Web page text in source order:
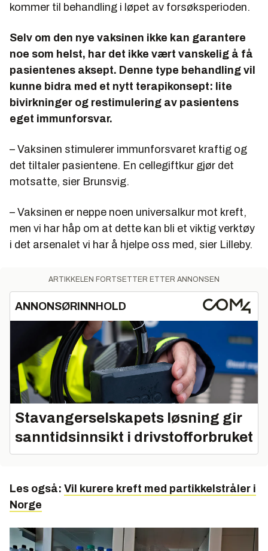
kommer til behandling i løpet av forsøksperioden.
Selv om den nye vaksinen ikke kan garantere
noe som helst, har det ikke vært vanskelig å få
pasientenes aksept. Denne type behandling vil
kunne bidra med et nytt terapikonsept: lite
bivirkninger og restimulering av pasientens
eget immunforsvar.
– Vaksinen stimulerer immunforsvaret kraftig og
det tiltaler pasientene. En cellegiftkur gjør det
motsatte, sier Brunsvig.
– Vaksinen er neppe noen universalkur mot kreft,
men vi har håp om at dette kan bli et viktig verktøy
i det arsenalet vi har å hjelpe oss med, sier Lilleby.
ARTIKKELEN FORTSETTER ETTER ANNONSEN
ANNONSØRINNHOLD
Stavangerselskapets løsning gir
sanntidsinnsikt i drivstofforbruket
Les også: Vil kurere kreft med partikkelstråler i
Norge